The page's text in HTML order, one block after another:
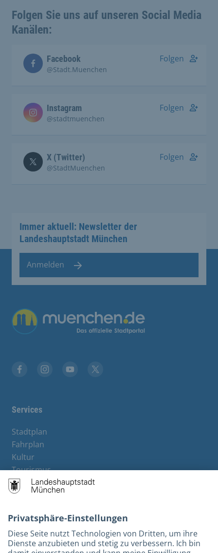
Folgen Sie uns auf unseren Social Media
Kanälen:
Facebook
@Stadt.Muenchen
Folgen
Instagram
@stadtmuenchen
Folgen
X (Twitter)
@StadtMuenchen
Folgen
Immer aktuell: Newsletter der
Landeshauptstadt München
Anmelden
Services
Stadtplan
Fahrplan
Kultur
Tourismus
M-Strom
Bürgerservice
Kontakt